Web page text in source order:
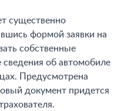
существенно
формой заявки на
собственные
об автомобиле
Предусмотрена
документ придется